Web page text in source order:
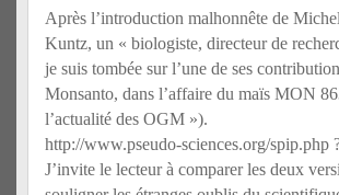
Après l’introduction malhonnête de
Kuntz, un « biologiste, directeur de
je suis tombée sur l’une de ses
Monsanto, dans l’affaire du maïs MON
l’actualité des OGM »).
http://www.pseudo-sciences.org/spip.php
J’invite le lecteur à comparer les deux